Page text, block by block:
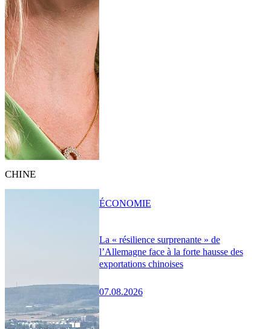
CHINE
La « résilience surprenante » de
l’Allemagne face à la forte hausse des
exportations chinoises
07.08.2026
ÉCONOMIE